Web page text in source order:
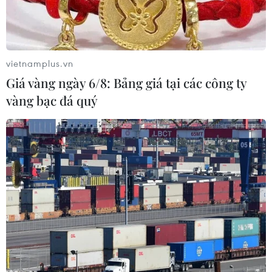
Ảnh minh họa. (Nguồn: TTXVN)
Chỉ số VN-Index ngày 15/6 không giữ được đà
tăng điểm kéo dài từ đầu tuần khi mất 0,2 điểm
và lùi sát về ngưỡng 760 điểm.
vietnamplus.vn
Giá vàng ngày 6/8: Bảng giá tại các công ty
vàng bạc đá quý